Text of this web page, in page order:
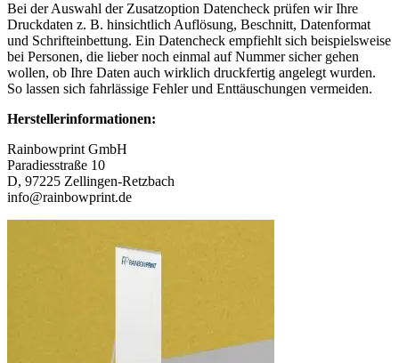
Bei der Auswahl der Zusatzoption Datencheck prüfen wir Ihre
Druckdaten z. B. hinsichtlich Auflösung, Beschnitt, Datenformat
und Schrifteinbettung. Ein Datencheck empfiehlt sich beispielsweise
bei Personen, die lieber noch einmal auf Nummer sicher gehen
wollen, ob Ihre Daten auch wirklich druckfertig angelegt wurden.
So lassen sich fahrlässige Fehler und Enttäuschungen vermeiden.
Herstellerinformationen:
Rainbowprint GmbH
Paradiesstraße 10
D, 97225 Zellingen-Retzbach
info@rainbowprint.de